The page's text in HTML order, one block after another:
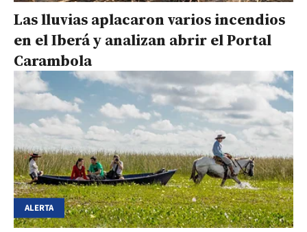
Las lluvias aplacaron varios incendios
en el Iberá y analizan abrir el Portal
Carambola
ALERTA